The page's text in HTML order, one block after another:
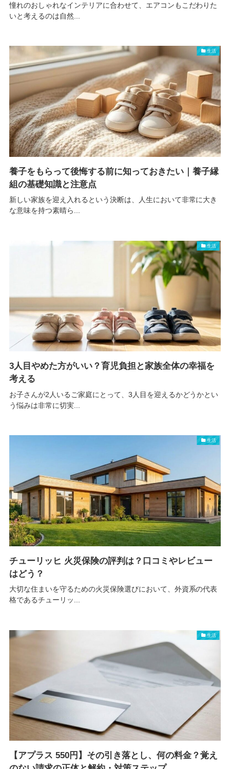
憧れのおしゃれなインテリアに合わせて、エアコンもこだわりた
いと考えるのは自然...
生活
養子をもらって後悔する前に知っておきたい｜養子縁
組の基礎知識と注意点
新しい家族を迎え入れるという決断は、人生において非常に大き
な意味を持つ素晴ら...
生活
3人目やめた方がいい？育児負担と家族全体の幸福を
考える
お子さんが2人いるご家庭にとって、3人目を迎えるかどうかとい
う悩みは非常に切実...
生活
チューリッヒ 火災保険の評判は？口コミやレビュー
はどう？
大切な住まいを守るための火災保険選びにおいて、外資系の代表
格であるチューリッ...
生活
【アプラス 550円】その引き落とし、何の料金？覚え